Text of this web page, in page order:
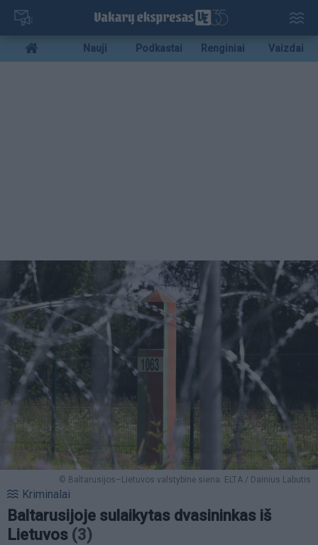
Pereiti
pagrindinį
turinį
Mobile
menu
Nauji Podkastai Renginiai Vaizdai
© Baltarusijos–Lietuvos valstybinė siena. ELTA / Dainius Labutis
Kriminalai
Baltarusijoje sulaikytas dvasininkas iš
Lietuvos (3)